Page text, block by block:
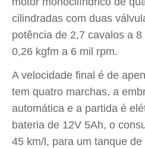
cilindradas com duas
potência de 2,7 cavalos a
0,26 kgfm a 6 mil rpm.
A velocidade final é de
tem quatro marchas, a
automática e a partida é
bateria de 12V 5Ah, o
45 km/l, para um tanque